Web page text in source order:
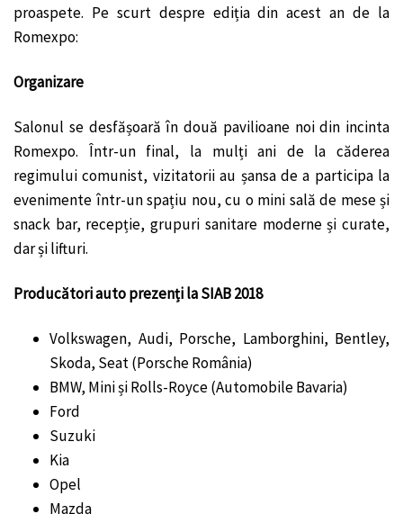
proaspete. Pe scurt despre ediția din acest an de la
Romexpo:
Organizare
Salonul se desfășoară în două pavilioane noi din incinta
Romexpo. Într-un final, la mulți ani de la căderea
regimului comunist, vizitatorii au șansa de a participa la
evenimente într-un spațiu nou, cu o mini sală de mese și
snack bar, recepție, grupuri sanitare moderne și curate,
dar și lifturi.
Producători auto prezenți la SIAB 2018
Volkswagen, Audi, Porsche, Lamborghini, Bentley,
Skoda, Seat (Porsche România)
BMW, Mini și Rolls-Royce (Automobile Bavaria)
Ford
Suzuki
Kia
Opel
Mazda